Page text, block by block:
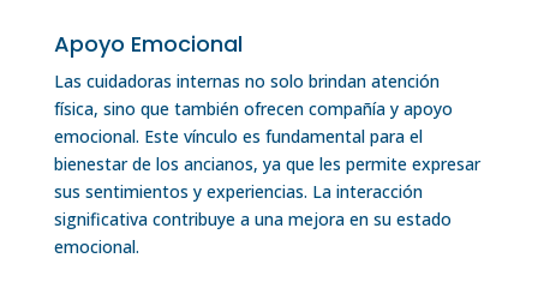
Apoyo Emocional
Las cuidadoras internas no solo brindan atención
física, sino que también ofrecen compañía y apoyo
emocional. Este vínculo es fundamental para el
bienestar de los ancianos, ya que les permite expresar
sus sentimientos y experiencias. La interacción
significativa contribuye a una mejora en su estado
emocional.